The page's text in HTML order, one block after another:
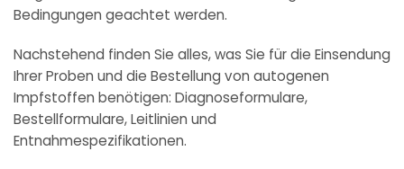
Bedingungen geachtet werden.
Nachstehend finden Sie alles, was Sie für die Einsendung
Ihrer Proben und die Bestellung von autogenen
Impfstoffen benötigen: Diagnoseformulare,
Bestellformulare, Leitlinien und
Entnahmespezifikationen.